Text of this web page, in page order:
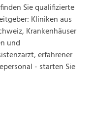
Sie qualifizierte
Kliniken aus
Krankenhäuser
und
erfahrener
- starten Sie